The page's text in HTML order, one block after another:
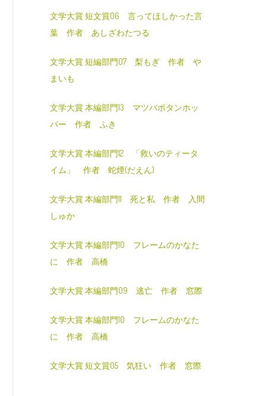
文学大賞 短文賞06 言ってほしかった言
葉 作者 あしざわたつる
文学大賞 短編部門07 梨もぎ 作者 や
まいも
文学大賞 本編部門13 マツバボタンホッ
パー 作者 ふき
文学大賞 本編部門12 「救いのティータ
イム」 作者 蛇煙(だえん)
文学大賞 本編部門11 死と私 作者 入間
しゅか
文学大賞 本編部門10 フレームのかなた
に 作者 高橋
文学大賞 本編部門09 逃亡 作者 窓際
文学大賞 本編部門10 フレームのかなた
に 作者 高橋
文学大賞 短文賞05 気狂い 作者 窓際